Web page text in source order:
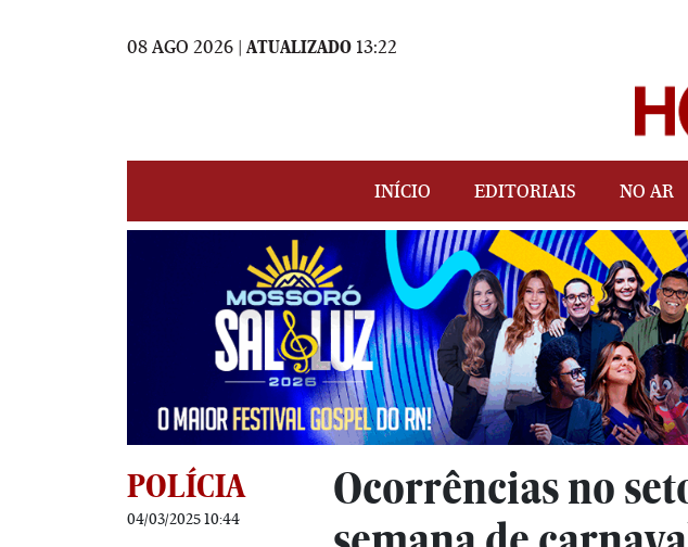
08 AGO 2026 | ATUALIZADO 13:22
INÍCIO EDITORIAIS NO AR
POLÍCIA
04/03/2025 10:44
Ocorrências no